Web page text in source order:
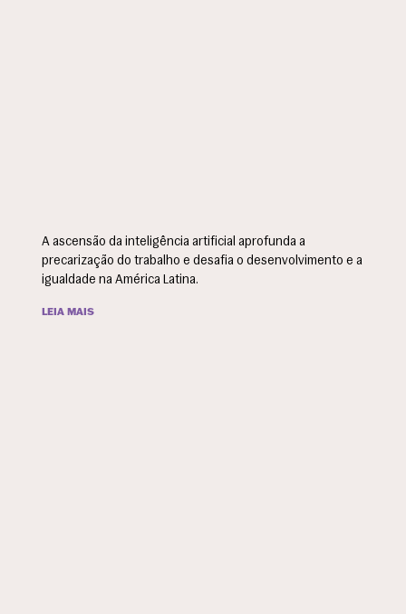
A ascensão da inteligência artificial aprofunda a
precarização do trabalho e desafia o desenvolvimento e a
igualdade na América Latina.
LEIA MAIS